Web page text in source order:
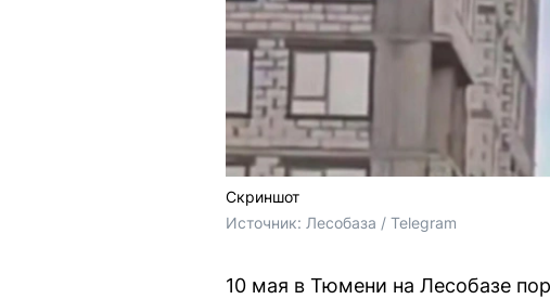
Скриншот
Источник: Лесобаза / Telegram
10 мая в Тюмени на Лесобазе